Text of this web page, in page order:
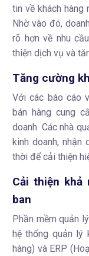
tin về khách hàng
Nhờ vào đó,
rõ hơn về nhu
thiện dịch vụ và
Tăng cường
Với các báo cáo
bán hàng cung
doanh. Các nhà
kinh doanh, nhận
thời để cải thiện
Cải thiện khả
ban
Phần mềm quản
hệ thống quản lý
hàng) và ERP